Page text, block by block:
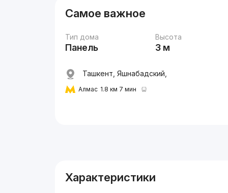
Самое важное
Тип дома
Панель
Высота
3 м
Ташкент, Яшнабадский,
Алмас 1.8 км 7 мин
Характеристики